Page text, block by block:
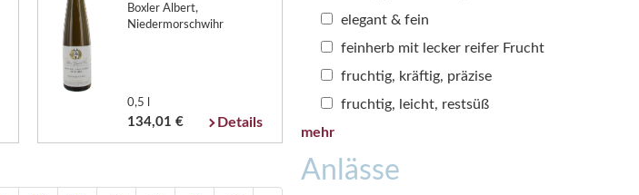
Boxler Albert,
Niedermorschwihr
0,5 l
134,01 € Details
elegant & fein
feinherb mit lecker reifer Frucht
fruchtig, kräftig, präzise
fruchtig, leicht, restsüß
mehr
Anlässe